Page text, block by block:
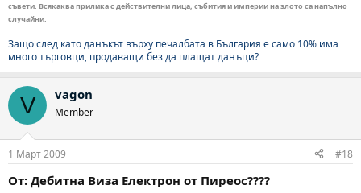
съвети. Всякаква прилика с действителни лица, събития и империи на злото са напълно
случайни.
Защо след като данъкът върху печалбата в България е само 10% има
много търговци, продаващи без да плащат данъци?
V vagon
Member
1 Март 2009 #18
От: Дебитна Виза Електрон от Пиреос????